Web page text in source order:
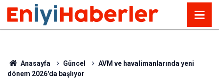
Anasayfa Güncel
AVM ve havalimanlarında yeni
dönem 2026'da başlıyor